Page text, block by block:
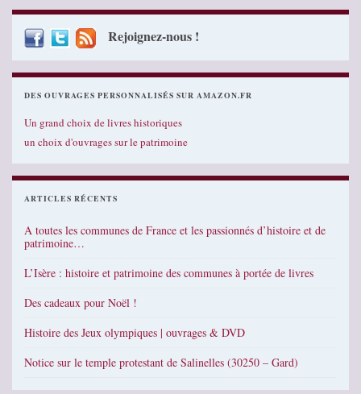
Rejoignez-nous !
DES OUVRAGES PERSONNALISÉS SUR AMAZON.FR
Un grand choix de livres historiques
un choix d'ouvrages sur le patrimoine
ARTICLES RÉCENTS
A toutes les communes de France et les passionnés d’histoire et de
patrimoine…
L’Isère : histoire et patrimoine des communes à portée de livres
Des cadeaux pour Noël !
Histoire des Jeux olympiques | ouvrages & DVD
Notice sur le temple protestant de Salinelles (30250 – Gard)